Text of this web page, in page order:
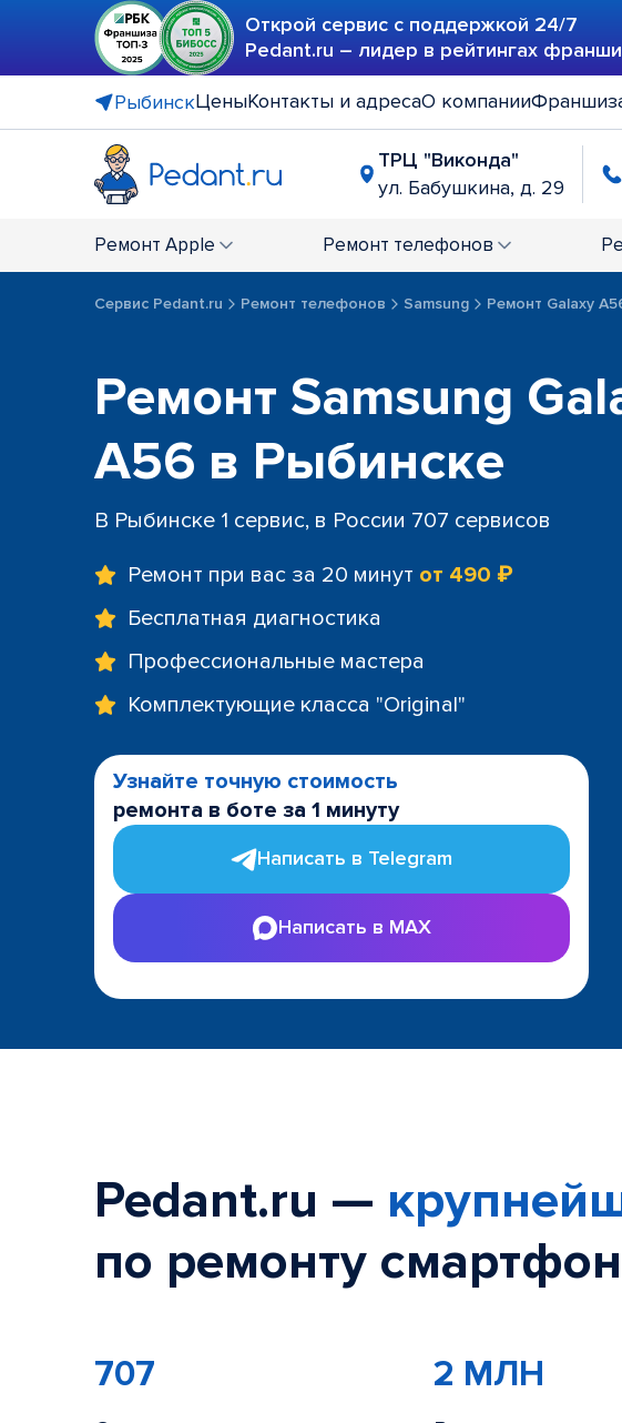
Открой сервис с поддержкой 24/7
Pedant.ru – лидер в рейтингах
РыбинскЦеныКонтакты и адресаО компании
ТРЦ "Виконда"
ул. Бабушкина, д. 29
Ремонт Apple Ремонт телефонов
Сервис Pedant.ru Ремонт телефонов Samsung Ремонт Galaxy
Ремонт Samsung
A56 в Рыбинске
В Рыбинске 1 сервис, в России 707 сервисов
Ремонт при вас за 20 минут от 490 ₽
Бесплатная диагностика
Профессиональные мастера
Комплектующие класса "Original"
Узнайте точную стоимость
ремонта в боте за 1 минуту
Написать в Telegram
Написать в MAX
Pedant.ru —
по ремонту
707 2 МЛН